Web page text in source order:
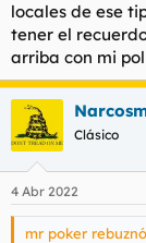
locales de ese
tener el
arriba con mi
Clásico
4 Abr 2022
mr poker